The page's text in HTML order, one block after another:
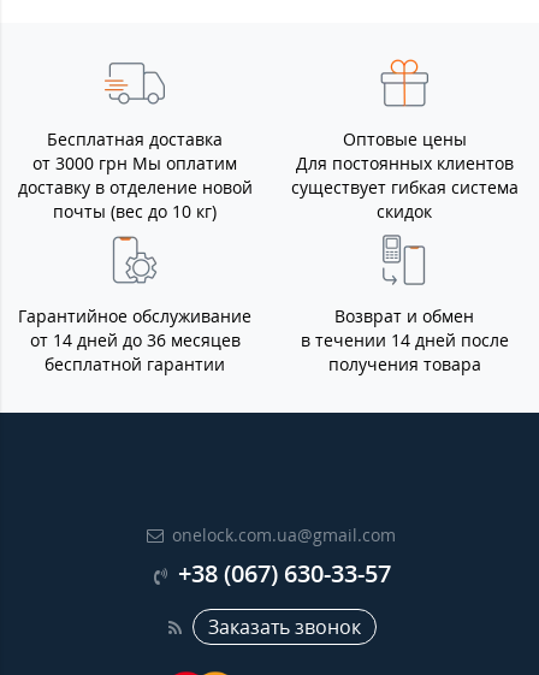
Бесплатная доставка
от 3000 грн Мы оплатим
доставку в отделение новой
почты (вес до 10 кг)
Оптовые цены
Для постоянных клиентов
существует гибкая система
скидок
Гарантийное обслуживание
от 14 дней до 36 месяцев
бесплатной гарантии
Возврат и обмен
в течении 14 дней после
получения товара
onelock.com.ua@gmail.com
+38 (067) 630-33-57
Заказать звонок